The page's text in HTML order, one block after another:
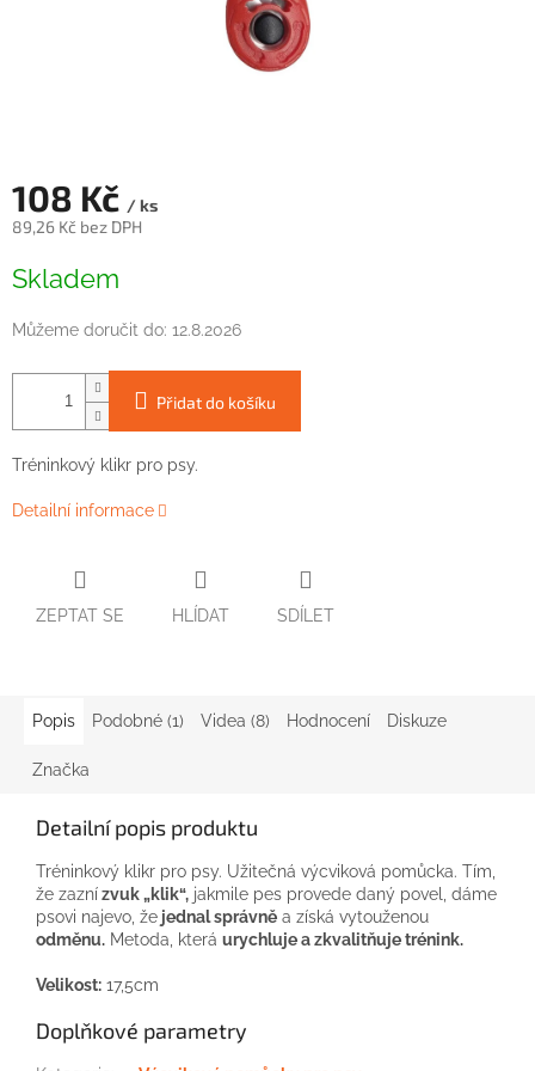
108 Kč / ks
89,26 Kč bez DPH
cena:
Skladem
Můžeme doručit do: 12.8.2026
Přidat do košíku
Tréninkový klikr pro psy.
Detailní informace
ZEPTAT SE HLÍDAT SDÍLET
Popis Podobné (1) Videa (8) Hodnocení Diskuze
Značka
Detailní popis produktu
Tréninkový klikr pro psy. Užitečná výcviková pomůcka. Tím,
že zaznízvuk „klik“, jakmile pes provede daný povel, dáme
psovi najevo, že jednal správně a získá vytouženou
odměnu. Metoda, která urychluje a zkvalitňuje trénink.
Velikost: 17,5cm
Doplňkové parametry